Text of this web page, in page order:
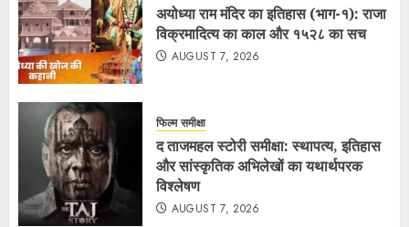
अयोध्या राम मंदिर का इतिहास (भाग-१): राजा
विक्रमादित्य का काल और १५२८ का सच
AUGUST 7, 2026
फिल्म समीक्षा
द ताजमहल स्टोरी समीक्षा: स्थापत्य, इतिहास
और सांस्कृतिक अभिलेखों का यथार्थपरक
विश्लेषण
AUGUST 7, 2026